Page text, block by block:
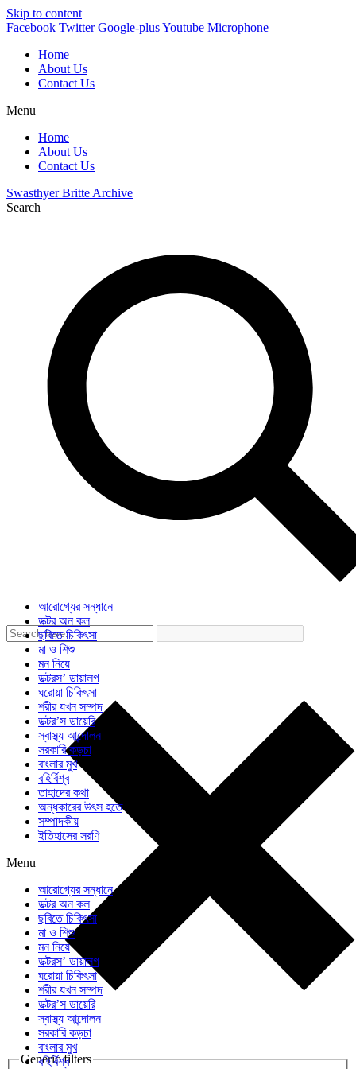
Skip to content
Facebook Twitter Google-plusYoutube Microphone
Home
About Us
Contact Us
Menu
Home
About Us
Contact Us
Swasthyer Britte Archive
Search
Generic filters
আরোগ্যের সন্ধানে
ডক্টর অন কল
ছবিতে চিকিৎসা
মা ও শিশু
মন নিয়ে
ডক্টরস’ ডায়ালগ
ঘরোয়া চিকিৎসা
শরীর যখন সম্পদ
ডক্টর’স ডায়েরি
স্বাস্থ্য আন্দোলন
সরকারি কড়চা
বাংলার মুখ
বহির্বিশ্ব
তাহাদের কথা
অন্ধকারের উৎস হতে
সম্পাদকীয়
ইতিহাসের সরণি
Menu
আরোগ্যের সন্ধানে
ডক্টর অন কল
ছবিতে চিকিৎসা
মা ও শিশু
মন নিয়ে
ডক্টরস’ ডায়ালগ
ঘরোয়া চিকিৎসা
শরীর যখন সম্পদ
ডক্টর’স ডায়েরি
স্বাস্থ্য আন্দোলন
সরকারি কড়চা
বাংলার মুখ
বহির্বিশ্ব